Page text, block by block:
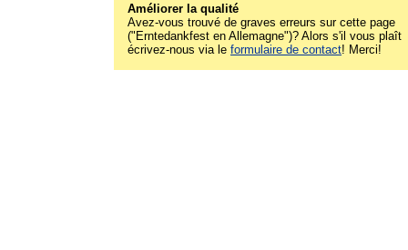
Améliorer la qualité
Avez-vous trouvé de graves erreurs sur cette page
("Erntedankfest en Allemagne")? Alors s'il vous plaît
écrivez-nous via le formulaire de contact! Merci!